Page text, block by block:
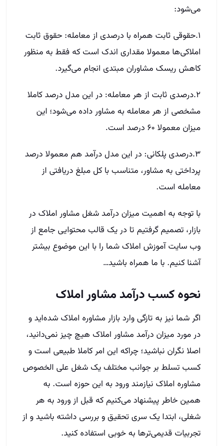
می‌شود:
۱.حقوقی ثابت همراه با درصدی از معامله: حقوق ثابت
املاکی‌ها معمولا مقداری اندک است که فقط به منظور
کاهش ریسک مشاوران مبتدی انجام می‌گیرد.
۲.درصدی ثابت از هر معامله: در این مدل درصد کاملا
مشخصی از هر معامله به مشاور داده می‌شود؛ این
میزان معمولا ۶۰ درصد است.
۳.درصدی پلکانی: در این مدل در‌آمد هم معمولا درصد
پرداختی به مشاور، متناسب با کل مبلغ دریافتی از
معامله است.
با توجه به اهمیت میزان درآمد شغل مشاور املاک در
بازار، تصمیم گرفتیم تا در یک قالب محتوایی جامع از
وب سایت آموزش املاک شما را با این موضوع بیشتر
آشنا کنیم. با ما همراه باشید…
نحوه کسب در‌آمد مشاور املاک
اگر شما نیز به تازگی وارد بازار مشاوره املاک شده‌اید و
در مورد میزان درآمد مشاور املاک هیچ چیز نمی‌دانید،
اصلا نگران نباشید؛ چراکه این امر کاملا طبیعی است و
کسب تسلط بر جوانب مختلف یک شغل علی الخصوص
مشاوره املاک نیازمند ورود به این حوزه است. به
همین خاطر پیشنهاد می‌کنیم که قبل از ورود به هر
شغلی، ابتدا یک سری تحقیق و بررسی داشته باشید و از
تجربیات قدیمی‌تر‌ها به خوبی استفاده کنید.